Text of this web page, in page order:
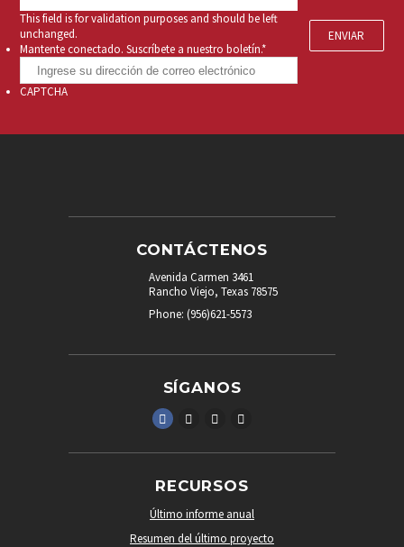
This field is for validation purposes and should be left
unchanged.
Mantente conectado. Suscríbete a nuestro boletín.*
CAPTCHA
CONTÁCTENOS
Avenida Carmen 3461
Rancho Viejo, Texas 78575
Phone: (956)621-5573
SÍGANOS
RECURSOS
Último informe anual
Resumen del último proyecto